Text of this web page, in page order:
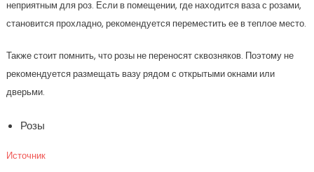
неприятным для роз. Если в помещении, где находится ваза с розами,
становится прохладно, рекомендуется переместить ее в теплое место.
Также стоит помнить, что розы не переносят сквозняков. Поэтому не
рекомендуется размещать вазу рядом с открытыми окнами или
дверьми.
Розы
Источник